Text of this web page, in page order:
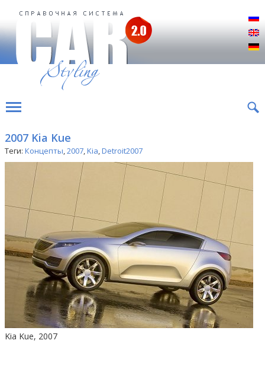
2007 Kia Kue
Теги: Концепты,2007,Kia,Detroit2007
Kia Kue, 2007